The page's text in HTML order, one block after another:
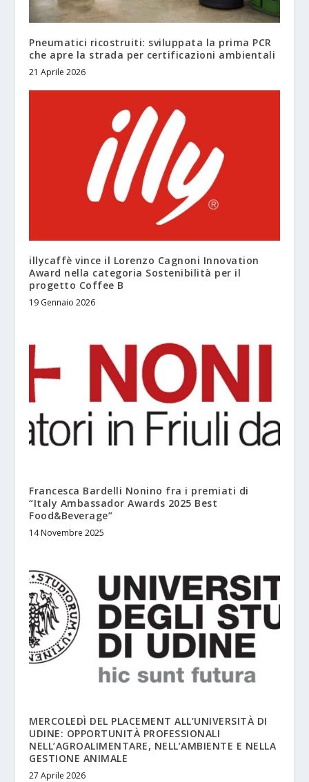
Pneumatici ricostruiti: sviluppata la prima PCR
che apre la strada per certificazioni ambientali
21 Aprile 2026
illycaffè vince il Lorenzo Cagnoni Innovation
Award nella categoria Sostenibilità per il
progetto Coffee B
19 Gennaio 2026
Francesca Bardelli Nonino fra i premiati di
“Italy Ambassador Awards 2025 Best
Food&Beverage”
14 Novembre 2025
MERCOLEDÌ DEL PLACEMENT ALL’UNIVERSITÀ DI
UDINE: OPPORTUNITÀ PROFESSIONALI
NELL’AGROALIMENTARE, NELL’AMBIENTE E NELLA
GESTIONE ANIMALE
27 Aprile 2026